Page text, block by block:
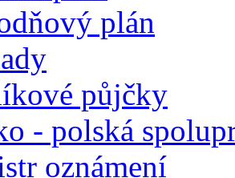
plán
půjčky
- polská
oznámení